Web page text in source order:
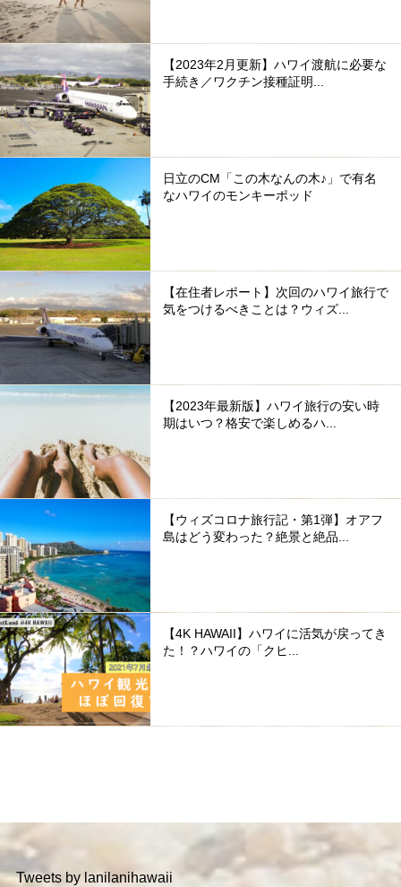
【2023年2月更新】ハワイ渡航に必要な
手続き／ワクチン接種証明...
日立のCM「この木なんの木♪」で有名
なハワイのモンキーポッド
【在住者レポート】次回のハワイ旅行で
気をつけるべきことは？ウィズ...
【2023年最新版】ハワイ旅行の安い時
期はいつ？格安で楽しめるハ...
【ウィズコロナ旅行記・第1弾】オアフ
島はどう変わった？絶景と絶品...
【4K HAWAII】ハワイに活気が戻ってき
た！？ハワイの「クヒ...
Tweets by lanilanihawaii